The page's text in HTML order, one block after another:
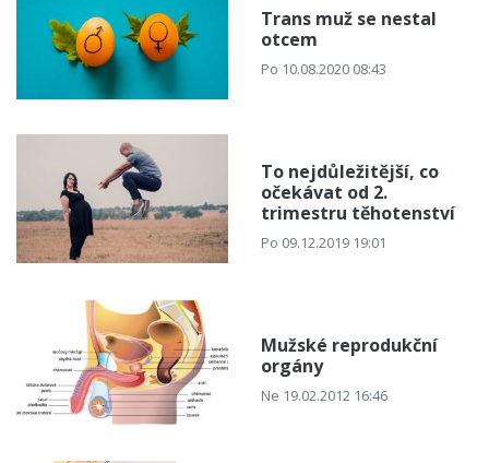
Trans muž se nestal
otcem
Po 10.08.2020 08:43
To nejdůležitější, co
očekávat od 2.
trimestru těhotenství
Po 09.12.2019 19:01
Mužské reprodukční
orgány
Ne 19.02.2012 16:46